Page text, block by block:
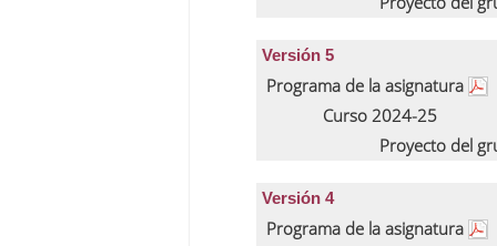
Versión 5
Programa de la asignatura
Curso 2024-25
Proyecto del
Versión 4
Programa de la asignatura